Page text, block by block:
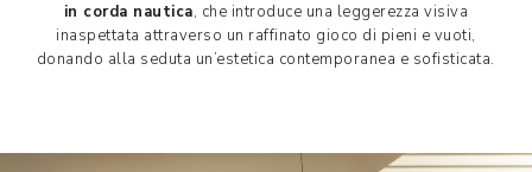
in corda nautica, che introduce una leggerezza visiva
inaspettata attraverso un raffinato gioco di pieni e vuoti,
donando alla seduta un’estetica contemporanea e sofisticata.